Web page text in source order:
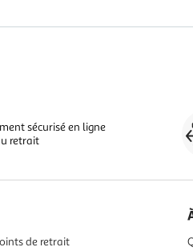
sécurisé en ligne
retrait
de retrait